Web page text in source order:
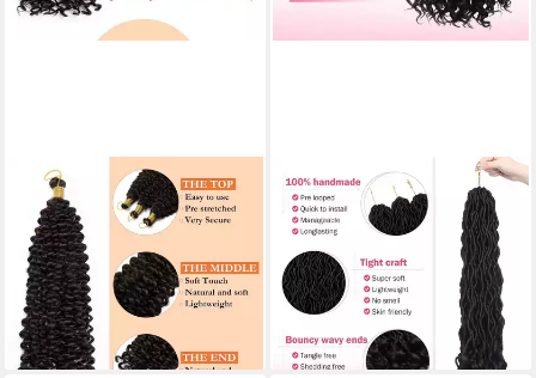
LUXUSKOLLEKTION
Kunsthaar-Extension
Haarverlängerung Häkelzöpfe
35 CM (Pack of 3) Natürliches
Schwarz
80,95 €
lieferbar - in 5-6 Werktagen bei dir
LUXUSKOLLEKTION
Kunsthaar-Extension
Haarverlängerung Häkelzöpfe
Faux Locs 50cm 3 Bündel
Tiefschwarz
74,95 €
lieferbar - in 6-7 Werktagen bei dir